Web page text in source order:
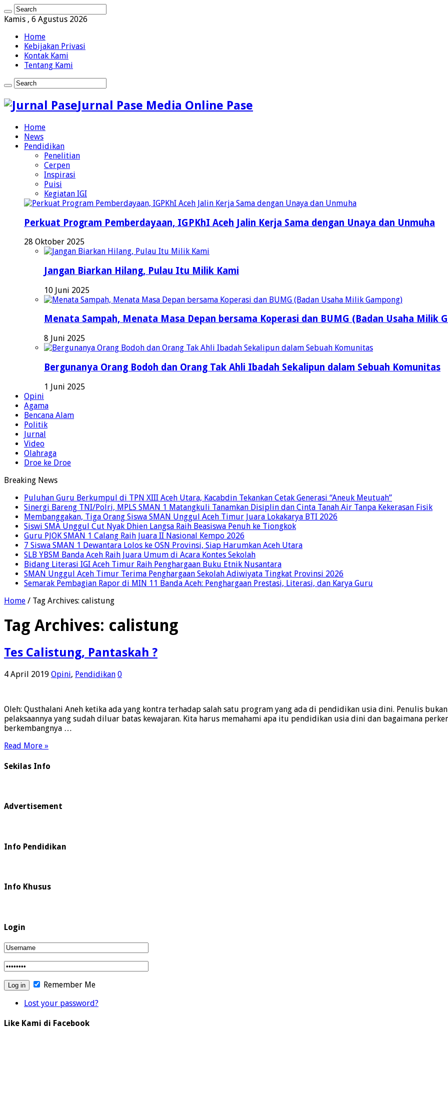
Kamis , 6 Agustus 2026
Home
Kebijakan Privasi
Kontak Kami
Tentang Kami
Jurnal Pase Media Online Pase
Home
News
Pendidikan
Penelitian
Cerpen
Inspirasi
Puisi
Kegiatan IGI
Perkuat Program Pemberdayaan, IGPKhI Aceh Jalin Kerja Sama dengan Unaya dan Unmuha
28 Oktober 2025
Jangan Biarkan Hilang, Pulau Itu Milik Kami
10 Juni 2025
Menata Sampah, Menata Masa Depan bersama Koperasi dan BUMG (Badan Usaha Milik
8 Juni 2025
Bergunanya Orang Bodoh dan Orang Tak Ahli Ibadah Sekalipun dalam Sebuah Komunitas
1 Juni 2025
Opini
Agama
Bencana Alam
Politik
Jurnal
Video
Olahraga
Droe ke Droe
Breaking News
Puluhan Guru Berkumpul di TPN XIII Aceh Utara, Kacabdin Tekankan Cetak Generasi “Aneuk Meutuah”
Sinergi Bareng TNI/Polri, MPLS SMAN 1 Matangkuli Tanamkan Disiplin dan Cinta Tanah Air Tanpa Kekerasan Fisik
Membanggakan, Tiga Orang Siswa SMAN Unggul Aceh Timur Juara Lokakarya BTI 2026
Siswi SMA Unggul Cut Nyak Dhien Langsa Raih Beasiswa Penuh ke Tiongkok
Guru PJOK SMAN 1 Calang Raih Juara II Nasional Kempo 2026
7 Siswa SMAN 1 Dewantara Lolos ke OSN Provinsi, Siap Harumkan Aceh Utara
SLB YBSM Banda Aceh Raih Juara Umum di Acara Kontes Sekolah
Bidang Literasi IGI Aceh Timur Raih Penghargaan Buku Etnik Nusantara
SMAN Unggul Aceh Timur Terima Penghargaan Sekolah Adiwiyata Tingkat Provinsi 2026
Semarak Pembagian Rapor di MIN 11 Banda Aceh: Penghargaan Prestasi, Literasi, dan Karya Guru
Home / Tag Archives: calistung
Tag Archives: calistung
Tes Calistung, Pantaskah ?
4 April 2019 Opini, Pendidikan 0
Oleh: Qusthalani Aneh ketika ada yang kontra terhadap salah satu program yang ada di pendidikan usia dini. Penulis
pelaksaannya yang sudah diluar batas kewajaran. Kita harus memahami apa itu pendidikan usia dini dan bagaimana
berkembangnya …
Read More »
Sekilas Info
Advertisement
Info Pendidikan
Info Khusus
Login
Remember Me
Lost your password?
Like Kami di Facebook